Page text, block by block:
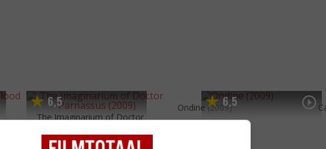
6,5
The Imaginarium of Doctor
6,5
Ondine (2009)